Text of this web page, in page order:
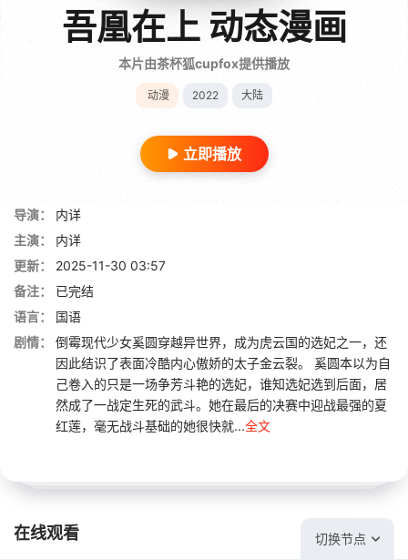
吾凰在上 动态漫画
本片由茶杯狐cupfox提供播放
动漫 2022 大陆
立即播放
导演：
内详
主演：
内详
更新：
2025-11-30 03:57
备注：
已完结
语言：
国语
剧情：
倒霉现代少女奚圆穿越异世界，成为虎云国的选妃之一，还
因此结识了表面冷酷内心傲娇的太子金云裂。 奚圆本以为自
己卷入的只是一场争芳斗艳的选妃，谁知选妃选到后面，居
然成了一战定生死的武斗。她在最后的决赛中迎战最强的夏
红莲，毫无战斗基础的她很快就...全文
在线观看 切换节点